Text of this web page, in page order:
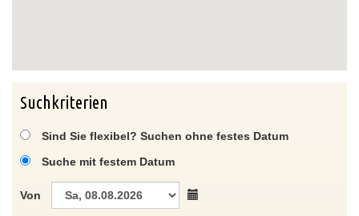
Suchkriterien
Sind Sie flexibel? Suchen ohne festes Datum
Suche mit festem Datum
Von